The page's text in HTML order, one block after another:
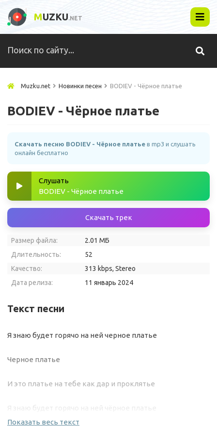
MUZKU.NET
Muzku.net Новинки песен BODIEV - Чёрное платье
BODIEV - Чёрное платье
Скачать песню BODIEV - Чёрное платье в mp3 и слушать
онлайн бесплатно
Слушать
BODIEV - Чёрное платье
Скачать трек
Размер файла:
2.01 МБ
Длительность:
52
Качество:
313 kbps, Stereo
Дата релиза:
11 январь 2024
Текст песни
Я знаю будет горячо на ней черное платье
Черное платье
И это платье на тебе как дар и проклятье
Я знаю будет горячо на ней чёрное платье
Показать весь текст